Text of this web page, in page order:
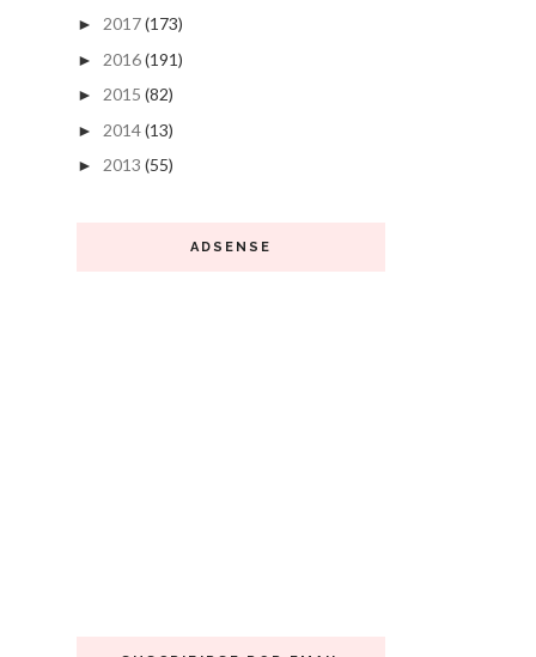
► 2017(173)
► 2016(191)
► 2015 (82)
► 2014(13)
► 2013 (55)
ADSENSE